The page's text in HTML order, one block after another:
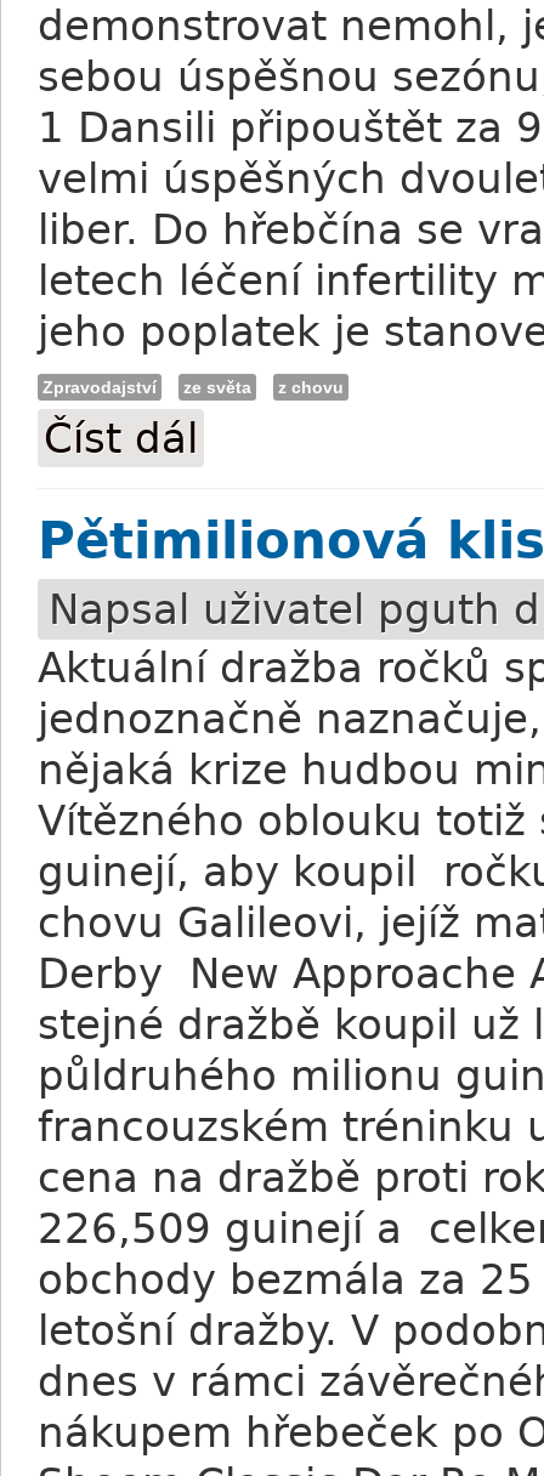
demonstrovat nemohl,
sebou úspěšnou
1 Dansili připouštět za
velmi úspěšných
liber. Do hřebčína se
letech léčení infertility
jeho poplatek je
Zpravodajství ze světa z chovu
Číst dál
Pětimilionová
Napsal uživatel pguth
Aktuální dražba ročků
jednoznačně
nějaká krize hudbou
Vítězného oblouku
guinejí, aby koupil
chovu Galileovi, jejíž
Derby New Approache
stejné dražbě koupil už
půldruhého milionu
francouzském tréninku
cena na dražbě proti
226,509 guinejí a
obchody bezmála za
letošní dražby. V
dnes v rámci
nákupem hřebeček po